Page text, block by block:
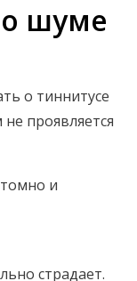
шуме
о тиннитусе
проявляется
и
страдает.